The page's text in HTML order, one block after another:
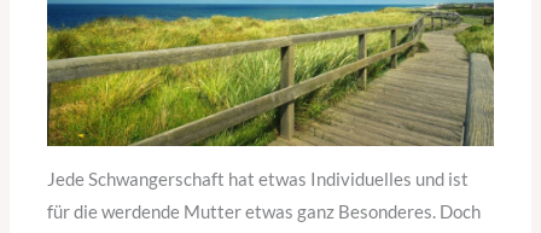
Jede Schwangerschaft hat etwas Individuelles und ist
für die werdende Mutter etwas ganz Besonderes. Doch